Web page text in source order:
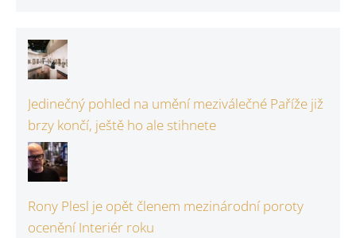
Jedinečný pohled na umění meziválečné Paříže již
brzy končí, ještě ho ale stihnete
Rony Plesl je opět členem mezinárodní poroty
ocenění Interiér roku